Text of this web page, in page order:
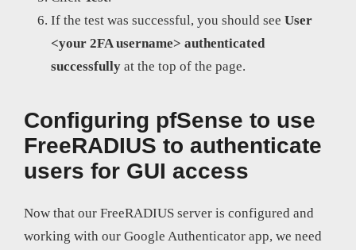
If the test was successful, you should see User
<your 2FA username> authenticated
successfully at the top of the page.
Configuring pfSense to use
FreeRADIUS to authenticate
users for GUI access
Now that our FreeRADIUS server is configured and
working with our Google Authenticator app, we need